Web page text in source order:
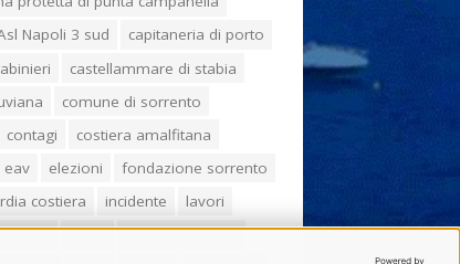
Napoli 3 sud
capitaneria di porto
castellammare di stabia
comune di sorrento
contagi
costiera amalfitana
eav elezioni
fondazione sorrento
costiera incidente
lavori
mare
massa lubrense